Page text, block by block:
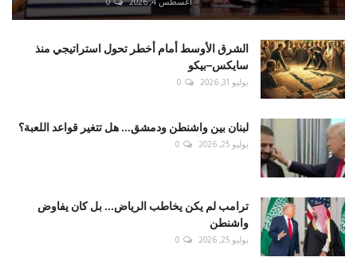
الشرق الأوسط أمام أخطر تحول استراتيجي منذ
سايكس–بيكو
يوليو 31, 2026 0
لبنان بين واشنطن ودمشق... هل تتغير قواعد اللعبة؟
يوليو 25, 2026 0
ترامب لم يكن يخاطب الرياض... بل كان يفاوض
واشنطن
يوليو 25, 2026 0